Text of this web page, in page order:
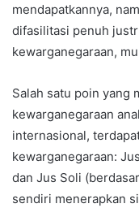
mendapatkannya,
difasilitasi penuh
kewarganegaraan,
Salah satu poin yang
kewarganegaraan
internasional,
kewarganegaraan:
dan Jus Soli
sendiri menerapkan